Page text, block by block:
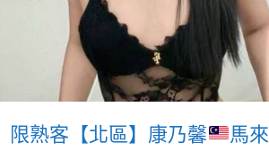
限熟客【北區】康乃馨 馬